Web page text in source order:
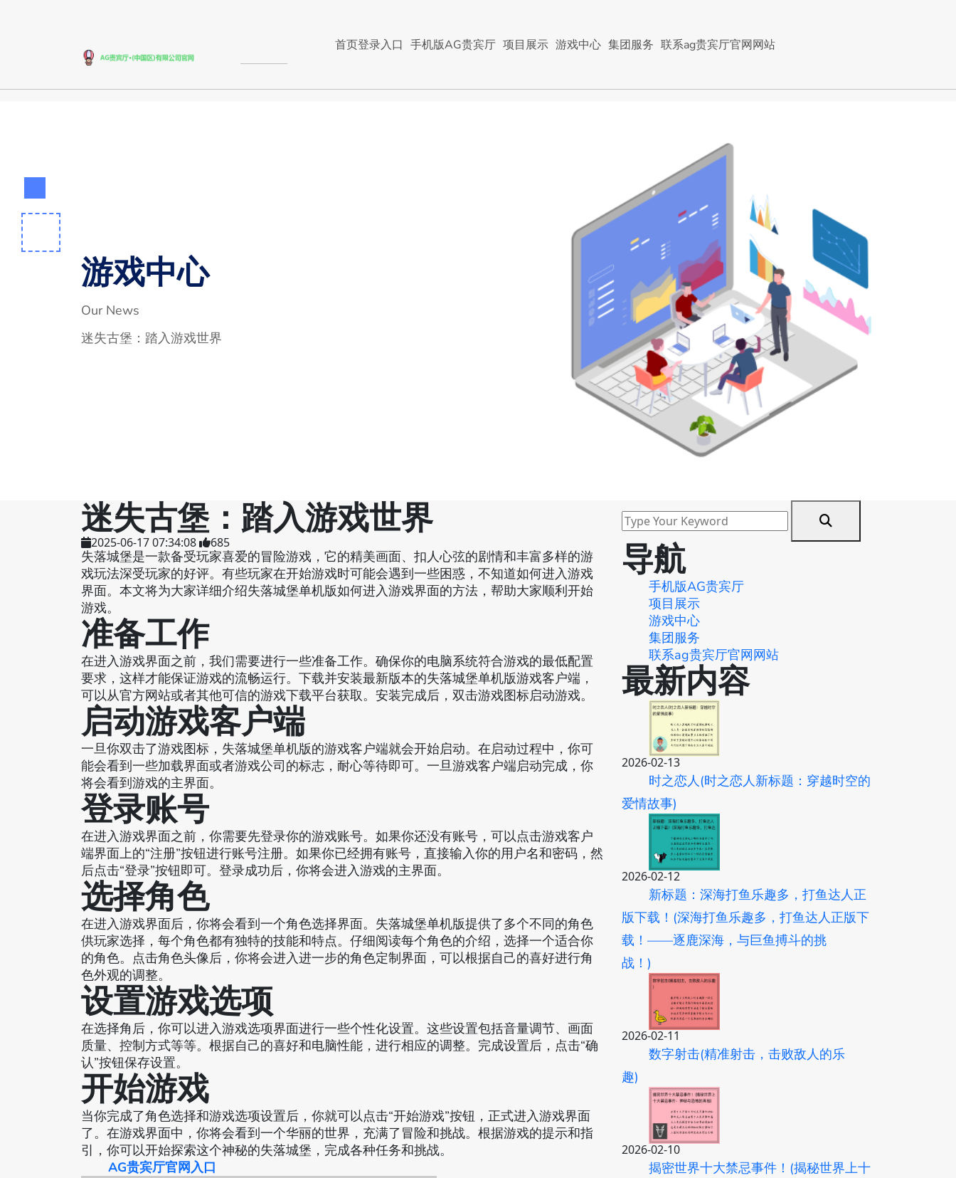
首页登录入口 手机版AG贵宾厅 项目展示 游戏中心 集团服务 联系ag贵宾厅官网网站
游戏中心
Our News
迷失古堡：踏入游戏世界
迷失古堡：踏入游戏世界
2025-06-17 07:34:08 685
失落城堡是一款备受玩家喜爱的冒险游戏，它的精美画面、扣人心弦的剧情和丰富多样的游
戏玩法深受玩家的好评。有些玩家在开始游戏时可能会遇到一些困惑，不知道如何进入游戏
界面。本文将为大家详细介绍失落城堡单机版如何进入游戏界面的方法，帮助大家顺利开始
游戏。
准备工作
在进入游戏界面之前，我们需要进行一些准备工作。确保你的电脑系统符合游戏的最低配置
要求，这样才能保证游戏的流畅运行。下载并安装最新版本的失落城堡单机版游戏客户端，
可以从官方网站或者其他可信的游戏下载平台获取。安装完成后，双击游戏图标启动游戏。
启动游戏客户端
一旦你双击了游戏图标，失落城堡单机版的游戏客户端就会开始启动。在启动过程中，你可
能会看到一些加载界面或者游戏公司的标志，耐心等待即可。一旦游戏客户端启动完成，你
将会看到游戏的主界面。
登录账号
在进入游戏界面之前，你需要先登录你的游戏账号。如果你还没有账号，可以点击游戏客户
端界面上的“注册”按钮进行账号注册。如果你已经拥有账号，直接输入你的用户名和密码，然
后点击“登录”按钮即可。登录成功后，你将会进入游戏的主界面。
选择角色
在进入游戏界面后，你将会看到一个角色选择界面。失落城堡单机版提供了多个不同的角色
供玩家选择，每个角色都有独特的技能和特点。仔细阅读每个角色的介绍，选择一个适合你
的角色。点击角色头像后，你将会进入进一步的角色定制界面，可以根据自己的喜好进行角
色外观的调整。
设置游戏选项
在选择角后，你可以进入游戏选项界面进行一些个性化设置。这些设置包括音量调节、画面
质量、控制方式等等。根据自己的喜好和电脑性能，进行相应的调整。完成设置后，点击“确
认”按钮保存设置。
开始游戏
当你完成了角色选择和游戏选项设置后，你就可以点击“开始游戏”按钮，正式进入游戏界面
了。在游戏界面中，你将会看到一个华丽的世界，充满了冒险和挑战。根据游戏的提示和指
引，你可以开始探索这个神秘的失落城堡，完成各种任务和挑战。
AG贵宾厅官网入口
导航
手机版AG贵宾厅
项目展示
游戏中心
集团服务
联系ag贵宾厅官网网站
最新内容
2026-02-13
时之恋人(时之恋人新标题：穿越时空的
爱情故事)
2026-02-12
新标题：深海打鱼乐趣多，打鱼达人正
版下载！(深海打鱼乐趣多，打鱼达人正版下
载！——逐鹿深海，与巨鱼搏斗的挑
战！)
2026-02-11
数字射击(精准射击，击败敌人的乐
趣)
2026-02-10
揭密世界十大禁忌事件！(揭秘世界上十